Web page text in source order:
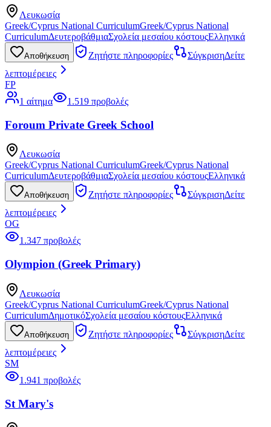
Λευκωσία
Greek/Cyprus National CurriculumGreek/Cyprus National
CurriculumΔευτεροβάθμιαΣχολεία μεσαίου κόστουςΕλληνικά
Αποθήκευση Ζητήστε πληροφορίες ΣύγκρισηΔείτε
λεπτομέρειες
FP
1 αίτημα
1.519 προβολές
Foroum Private Greek School
Λευκωσία
Greek/Cyprus National CurriculumGreek/Cyprus National
CurriculumΔευτεροβάθμιαΣχολεία μεσαίου κόστουςΕλληνικά
Αποθήκευση Ζητήστε πληροφορίες ΣύγκρισηΔείτε
λεπτομέρειες
OG
1.347 προβολές
Olympion (Greek Primary)
Λευκωσία
Greek/Cyprus National CurriculumGreek/Cyprus National
CurriculumΔημοτικόΣχολεία μεσαίου κόστουςΕλληνικά
Αποθήκευση Ζητήστε πληροφορίες ΣύγκρισηΔείτε
λεπτομέρειες
SM
1.941 προβολές
St Mary's